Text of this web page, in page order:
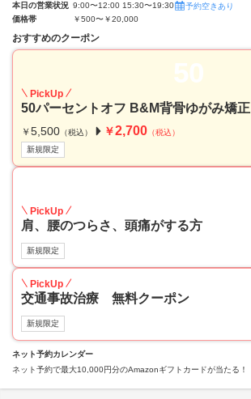
本日の営業状況 9:00〜12:00 15:30〜19:30
予約空きあり
価格帯
￥500〜￥20,000
おすすめのクーポン
50
PickUp
50パーセントオフ B&M背骨ゆがみ矯正
￥ 5,500 （税込） ￥2,700 （税込）
新規限定
PickUp
肩、腰のつらさ、頭痛がする方
新規限定
PickUp
交通事故治療 無料クーポン
新規限定
ネット予約カレンダー
ネット予約で最大10,000円分のAmazonギフトカードが当たる！